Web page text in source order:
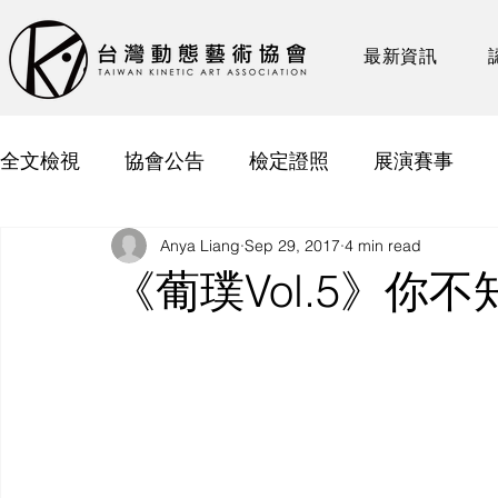
最新資訊
全文檢視 協會公告 檢定證照 展演賽事
《葡璞Vol.5》你
Anya Liang Sep 29, 2017 4 min read